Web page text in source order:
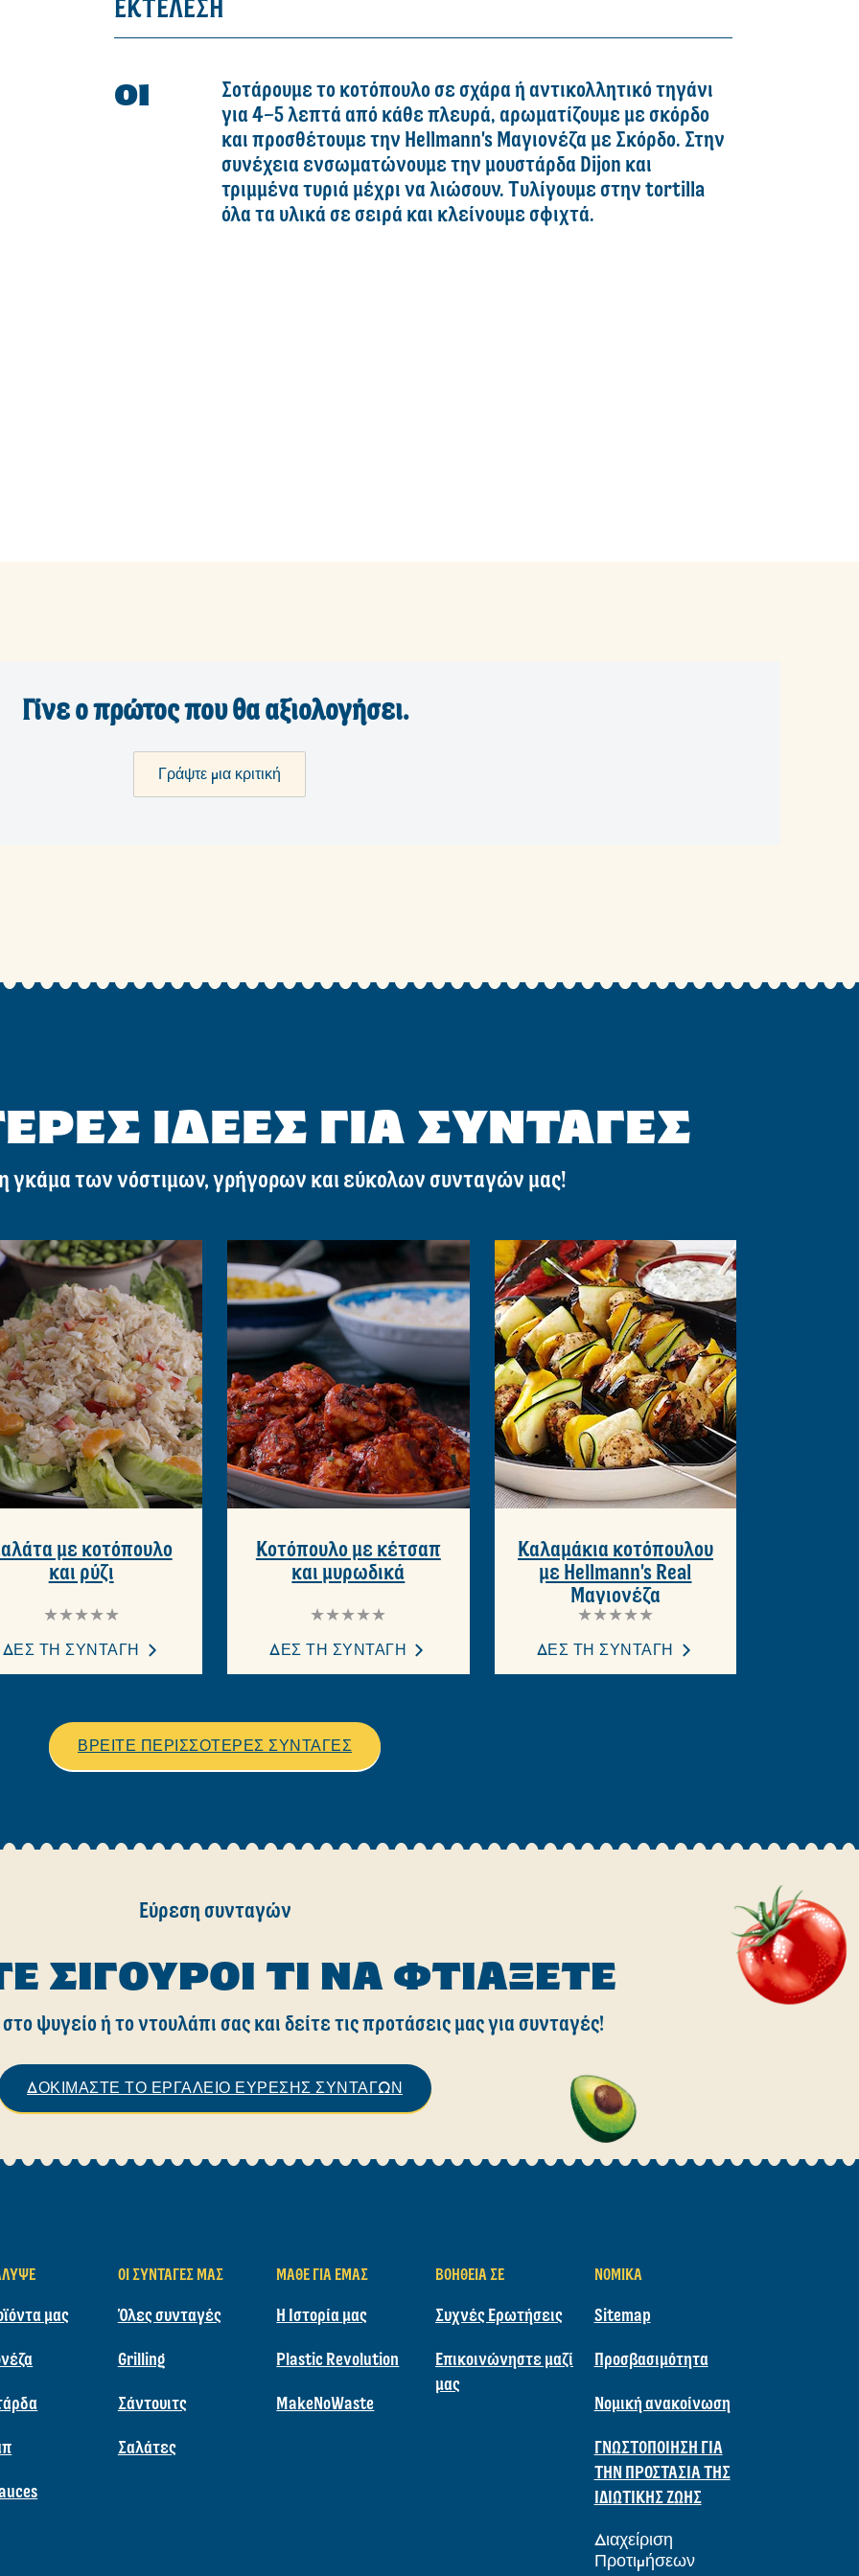
ΕΚΤΕΛΕΣΗ
Σοτάρουμε το κοτόπουλο σε σχάρα ή αντικολλητικό τηγάνι
για 4–5 λεπτά από κάθε πλευρά, αρωματίζουμε με σκόρδο
και προσθέτουμε την Hellmann's Μαγιονέζα με Σκόρδο. Στην
συνέχεια ενσωματώνουμε την μουστάρδα Dijon και
τριμμένα τυριά μέχρι να λιώσουν. Τυλίγουμε στην tortilla
όλα τα υλικά σε σειρά και κλείνουμε σφιχτά.
Γίνε ο πρώτος που θα αξιολογήσει.
Γράψτε μια κριτική
ΙΔΕΕΣ ΓΙΑ ΣΥΝΤΑΓΕΣ
γκάμα των νόστιμων, γρήγορων και εύκολων συνταγών μας!
Δεν
αξιολογήσεις
για
αυτό
με κοτόπουλο
και ρύζι
ΔΕΣ ΤΗ ΣΥΝΤΑΓΗ
Δεν
αξιολογήσεις
για
αυτό
Κοτόπουλο με κέτσαπ
και μυρωδικά
ΔΕΣ ΤΗ ΣΥΝΤΑΓΗ
Δεν
αξιολογήσεις
για
αυτό
Καλαμάκια κοτόπουλου
με Hellmann's Real
Mαγιονέζα
ΔΕΣ ΤΗ ΣΥΝΤΑΓΗ
ΒΡΕΙΤΕ ΠΕΡΙΣΣΟΤΕΡΕΣ ΣΥΝΤΑΓΕΣ
Εύρεση συνταγών
ΣΊΓΟΥΡΟΙ ΤΙ ΝΑ ΦΤΙΆΞΕΤΕ
ψυγείο ή το ντουλάπι σας και δείτε τις προτάσεις μας για συνταγές!
ΔΟΚΙΜΑΣΤΕ ΤΟ ΕΡΓΑΛΕΙΟ ΕΥΡΕΣΗΣ ΣΥΝΤΑΓΩΝ
μας
ΟΙ ΣΥΝΤΑΓΈΣ ΜΑΣ
Όλες συνταγές
Grilling
Σάντουιτς
Σαλάτες
ΜΆΘΕ ΓΙΑ ΕΜΆΣ
Η Ιστορία μας
Plastic Revolution
MakeNoWaste
ΒΟΉΘΕΙΑ ΣΕ
Συχνές Ερωτήσεις
Επικοινώνηστε μαζί
μας
ΝΟΜΙΚΆ
Sitemap
Προσβασιμότητα
Νομική ανακοίνωση
ΓΝΩΣΤΟΠΟΙΗΣΗ ΓΙΑ
ΤΗΝ ΠΡΟΣΤΑΣΙΑ ΤΗΣ
ΙΔΙΩΤΙΚΗΣ ΖΩΗΣ
Διαχείριση
Προτιμήσεων